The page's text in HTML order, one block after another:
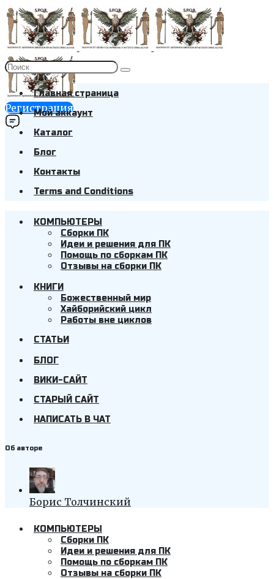
Регистрация
Главная страница
Мой аккаунт
Каталог
Блог
Контакты
Terms and Conditions
КОМПЬЮТЕРЫ
Cборки ПК
Идеи и решения для ПК
Помощь по сборкам ПК
Отзывы на сборки ПК
КНИГИ
Божественный мир
Хайборийский цикл
Работы вне циклов
СТАТЬИ
БЛОГ
ВИКИ-САЙТ
СТАРЫЙ САЙТ
НАПИСАТЬ В ЧАТ
Об авторе
Борис Толчинский
КОМПЬЮТЕРЫ
Cборки ПК
Идеи и решения для ПК
Помощь по сборкам ПК
Отзывы на сборки ПК